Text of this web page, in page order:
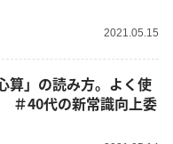
2021.05.15
算」の読み方。よく使
＃40代の新常識向上委